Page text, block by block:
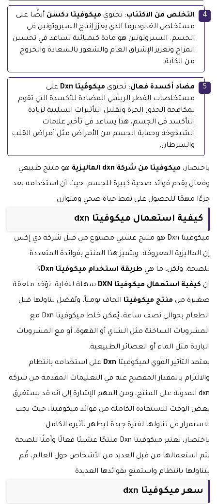
التخلص من الاكتئاب: تحتوي ميكوفيتا دكسن أيضًا على
مستخلص الغانوديرما الذي يعزز إنتاج السيروتونين في
الجسم. السيروتونين هو مادة كيميائية تساعد في تحسين
المزاج وتعزيز الإشراق العام والشعور بالسعادة والخروج
من الكأبة.
مضاد أكسدة فعال: تحتوي ميكوڤيتا Dxn
على
مستخلصات الفطر الريشي المضادة للأكسدة التي تقوم
بمكافحة الجذور الحرة وتقليل التأثيرات السلبية لزيادة
التأكسد في الجسم، هذا يساعد في تأخير علامات
الشيخوخة وحماية الجسم من الأمراض مثل أمراض القلب
والسرطان.
باختصار، ميكوفيتا من شركة dxn الماليزية
هو منتج طبيعي
وفعال يقدم فوائد صحية كبيرة للجسم. حيث أن استخدامه يعد
جزءًا مهمًا للحصول على نمط حياة صحي ومتوازن
كيفية استعمال ميكوفيتا dxn
ميكوفيتا Dxn هو منتج عشبي مصنوع من قبل شركة دي إكس
إن الماليزية المعروفة. ويتميز هذا المنتج بفوائدة المتعددة
للصحة. ولكن، ما هي طريقة استخدام ميكوفيتا Dxn
؟
ان كيفية استعمال ميكوفيتا DXN
سهلة للغاية: تؤخذ ملعقة
صغيرة من منتج ميكوفيتا الجاف يومياً، ويُفضل تناولها قبل
الطعام بحوالي نصف ساعة، يُمكن خلط ميكوفيتا Dxn مع
المشروبات الساخنة مثل الشاي أو القهوة، أو مع المشروبات
الباردة مثل الماء أو العصائر الطبيعية.
يعتمد التأثير القوي لميكوفيتا Dxn على استخدامه بانتظام
والالتزام بالمقدار المفصح عنه في التعليمات المقدمة من شركة
dxn المدونة على المنتج، ومن المهم الإشارة إلى أنه قد يستغرق
بعض الوقت للاستفادة الكاملة من فوائد ميكوفيتا، حيث يجب
الاستمرار في تناولها لفترة جيدة ليظهر تأثيره الكامل.
باختصار، تعتبر ميكوفيتا Dxn منتجًا عشبيًا فعالًا وآمنًا للصحة
يتم استعمالها من قبل العديد من الأشخاص حول العالم، قُم
بتناولها بانتظام واستمتع بفوائدها العديدة
سعر ميكوفيتا dxn